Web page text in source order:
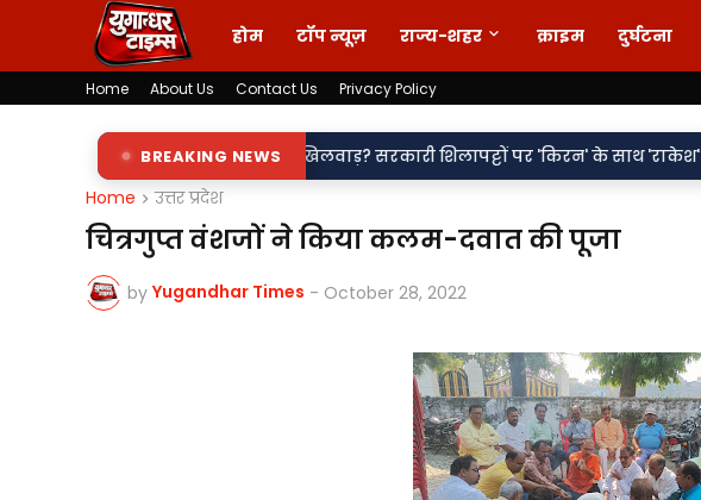
होम टॉप न्यूज़ राज्य-शहर क्राइम दुर्घटना
Home About Us Contact Us Privacy Policy
BREAKING NEWS
में खेल या नियमों से खिलवाड़? सरकारी शिलापट्टों पर 'किरन' के साथ 'राकेश' की एंट्री पर सवाल
Home उत्तर प्रदेश
चित्रगुप्त वंशजों ने किया कलम-दवात की पूजा
by Yugandhar Times - October 28, 2022